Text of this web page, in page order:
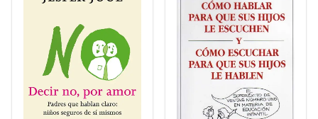
en
página
de
producto
en
la
página
de
producto